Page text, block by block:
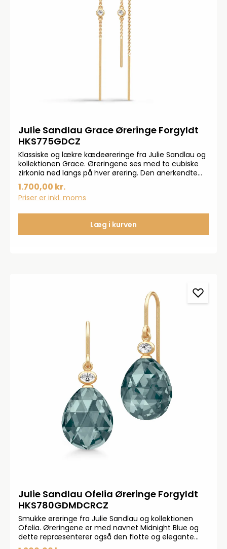
Julie Sandlau Grace Øreringe Forgyldt
HKS775GDCZ
Klassiske og lækre kædeøreringe fra Julie Sandlau og
kollektionen Grace. Øreringene ses med to cubiske
zirkonia ned langs på hver ørering. Den anerkendte
satin finish gælder også for denne kollektion.
Øreringene ses i 22 karat forgyldt 925 sterlingsølv.
Disse kædeøreringe kan nemt kombineres med
Grace Curve ørestikkerne matcher perfekt.
1.700,00 kr.
Priser er inkl. moms
Læg i kurven
Julie Sandlau Ofelia Øreringe Forgyldt
HKS780GDMDCRCZ
Smukke øreringe fra Julie Sandlau og kollektionen
Ofelia. Øreringene er med navnet Midnight Blue og
dette repræsenterer også den flotte og elegante
farve øreringene har fået. Øreringene præsenterer